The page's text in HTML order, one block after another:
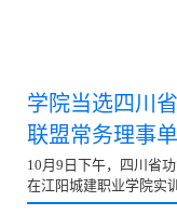
学院当选四川
联盟常务理事
10月9日下午，四川省
在江阳城建职业学院实
董事长吴振华、泸州市